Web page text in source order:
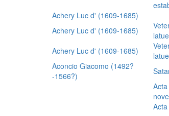
Achery Luc d' (1609-1685)
Achery Luc d' (1609-1685)
Achery Luc d' (1609-1685)
Aconcio Giacomo (1492?
-1566?)